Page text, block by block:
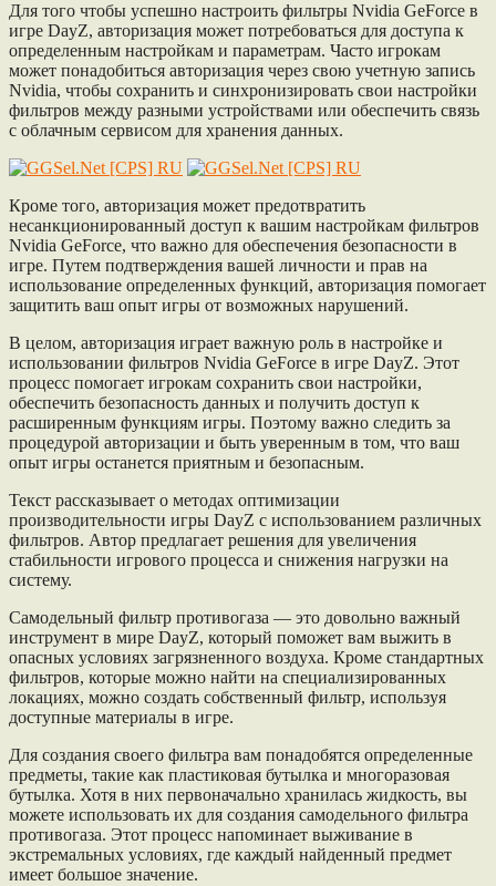
Для того чтобы успешно настроить фильтры Nvidia GeForce в
игре DayZ, авторизация может потребоваться для доступа к
определенным настройкам и параметрам. Часто игрокам
может понадобиться авторизация через свою учетную запись
Nvidia, чтобы сохранить и синхронизировать свои настройки
фильтров между разными устройствами или обеспечить связь
с облачным сервисом для хранения данных.
Кроме того, авторизация может предотвратить
несанкционированный доступ к вашим настройкам фильтров
Nvidia GeForce, что важно для обеспечения безопасности в
игре. Путем подтверждения вашей личности и прав на
использование определенных функций, авторизация помогает
защитить ваш опыт игры от возможных нарушений.
В целом, авторизация играет важную роль в настройке и
использовании фильтров Nvidia GeForce в игре DayZ. Этот
процесс помогает игрокам сохранить свои настройки,
обеспечить безопасность данных и получить доступ к
расширенным функциям игры. Поэтому важно следить за
процедурой авторизации и быть уверенным в том, что ваш
опыт игры останется приятным и безопасным.
Текст рассказывает о методах оптимизации
производительности игры DayZ с использованием различных
фильтров. Автор предлагает решения для увеличения
стабильности игрового процесса и снижения нагрузки на
систему.
Самодельный фильтр противогаза — это довольно важный
инструмент в мире DayZ, который поможет вам выжить в
опасных условиях загрязненного воздуха. Кроме стандартных
фильтров, которые можно найти на специализированных
локациях, можно создать собственный фильтр, используя
доступные материалы в игре.
Для создания своего фильтра вам понадобятся определенные
предметы, такие как пластиковая бутылка и многоразовая
бутылка. Хотя в них первоначально хранилась жидкость, вы
можете использовать их для создания самодельного фильтра
противогаза. Этот процесс напоминает выживание в
экстремальных условиях, где каждый найденный предмет
имеет большое значение.